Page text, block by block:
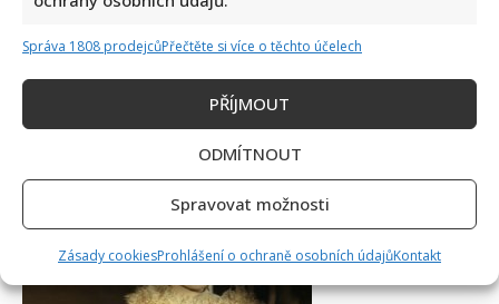
Správa 1808 prodejcůPřečtěte si více o těchto účelech
PŘÍJMOUT
ODMÍTNOUT
Spravovat možnosti
Zásady cookiesProhlášení o ochraně osobních údajůKontakt
Marek Ztracený zrušil velkolepé finále svého koncertu na